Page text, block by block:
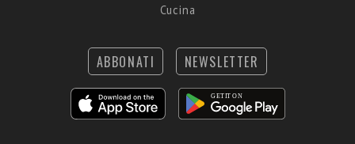
Cucina
ABBONATI NEWSLETTER